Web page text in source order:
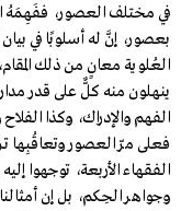
في مختلف العصور، ففَهِمَهُ
بعصور، إنَّ له أسلوبًا في
العُلوية معانٍ من ذلك
ينهلون منه كلٌّ على قدر
الفهم والإدراك، وكذا
فعلى مرّ العصور وتعاقُبِها
الفقهاء الأربعة، توجهوا
وجواهر الحِكم، بل إن